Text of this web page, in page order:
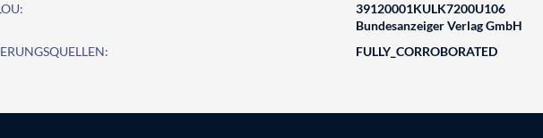
39120001KULK7200U106
Bundesanzeiger Verlag GmbH
FULLY_CORROBORATED